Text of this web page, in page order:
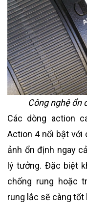
Công nghệ ổn
Các dòng action
Action 4 nổi bật với
ảnh ổn định ngay
lý tưởng. Đặc biệt
chống rung hoặc
rung lắc sẽ càng tốt